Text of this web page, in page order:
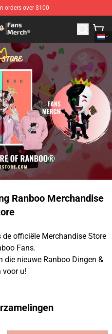
orders over $100
Merchandise Shop
Ranboo Merchandise
officiële Merchandise Store
Fans.
die nieuwe Ranboo Dingen &
voor u!